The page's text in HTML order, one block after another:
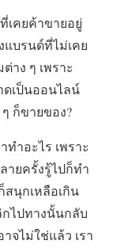
เคยค้าขายอยู่
บรนด์ที่ไม่เคย
าง ๆ เพราะ
ดเป็นออนไลน์
ก็ขายของ?
ำอะไร เพราะ
ายครั้งรู้ไปก็ทำ
สนุกเหลือเกิน
ไปทางนั้นกลับ
จไม่ใช่แล้ว เรา